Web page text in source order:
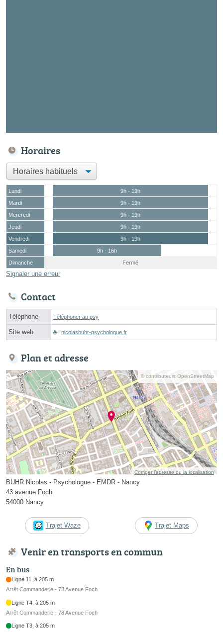
Horaires
Lundi
9h - 19h
Mardi
9h - 19h
Mercredi
9h - 19h
Jeudi
9h - 19h
Vendredi
9h - 19h
Samedi
9h - 16h
Dimanche
Fermé
Signaler une erreur
Contact
Téléphone Téléphoner au psy
Site web nicolasbuhr-psychologue.fr
Plan et adresse
© contributeurs OpenStreetMap
Corriger l’adresse ou la localisation
BUHR Nicolas - Psychologue - EMDR - Nancy
43 avenue Foch
54000 Nancy
Trajet Waze Trajet Maps
Venir en transports en commun
En bus
Ligne 11, à 205 m
Arrêt Commanderie - 78 Avenue Foch
Ligne T4, à 205 m
Arrêt Commanderie - 78 Avenue Foch
Ligne T3, à 205 m